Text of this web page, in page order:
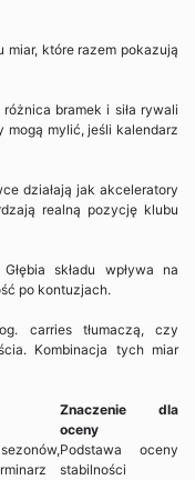
miar, które razem pokazują
bramek i siła rywali
mogą mylić, jeśli kalendarz
działają jak akceleratory
realną pozycję klubu
składu wpływa na
po kontuzjach.
carries tłumaczą, czy
Kombinacja tych miar
Znaczenie dla
oceny
Podstawa oceny
stabilności